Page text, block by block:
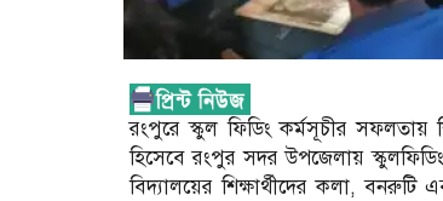
রংপুরে স্কুল ফিডিং কর্মসূচীর সফলতায়
হিসেবে রংপুর সদর উপজেলায় স্কুলফিডিং
বিদ্যালয়ের শিক্ষার্থীদের কলা, বনরুটি